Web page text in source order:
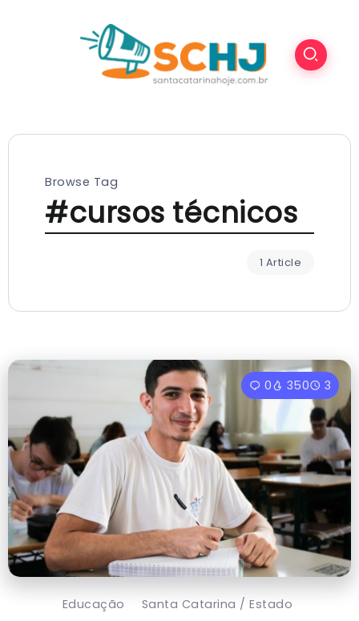
Browse Tag
#cursos técnicos
1 Article
0 350 3
Educação Santa Catarina / Estado